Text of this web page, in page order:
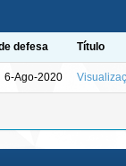
defesa Título
6-Ago-2020